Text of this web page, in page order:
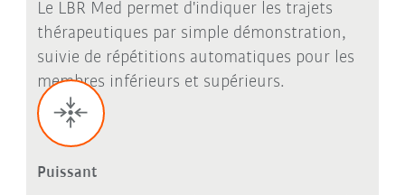
Le LBR Med permet d'indiquer les trajets
thérapeutiques par simple démonstration,
suivie de répétitions automatiques pour les
membres inférieurs et supérieurs.
Puissant